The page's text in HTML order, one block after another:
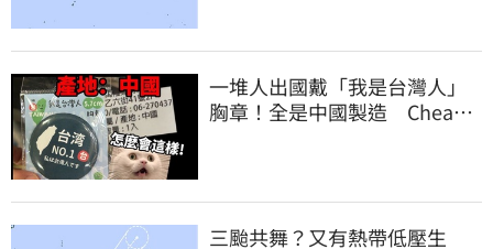
一堆人出國戴「我是台灣人」
胸章！全是中國製造 Cheap
三颱共舞？又有熱帶低壓生